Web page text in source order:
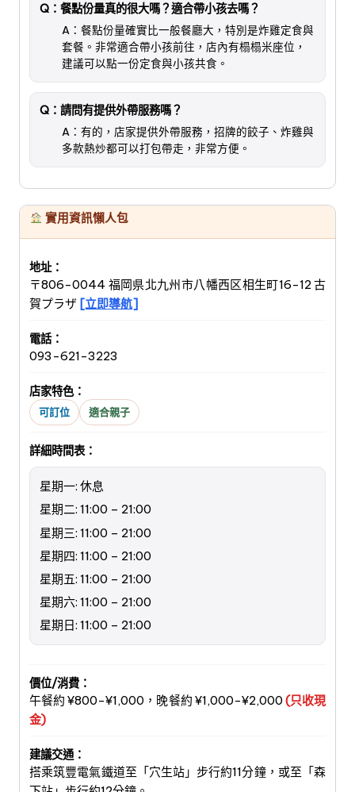
Q：餐點份量真的很大嗎？適合帶小孩去嗎？
A：餐點份量確實比一般餐廳大，特別是炸雞定食與
套餐。非常適合帶小孩前往，店內有榻榻米座位，
建議可以點一份定食與小孩共食。
Q：請問有提供外帶服務嗎？
A：有的，店家提供外帶服務，招牌的餃子、炸雞與
多款熱炒都可以打包帶走，非常方便。
實用資訊懶人包
地址：
〒806-0044 福岡県北九州市八幡西区相生町16-12 古
賀プラザ [立即導航]
電話：
093-621-3223
店家特色：
可訂位 適合親子
詳細時間表：
星期一: 休息
星期二: 11:00 – 21:00
星期三: 11:00 – 21:00
星期四: 11:00 – 21:00
星期五: 11:00 – 21:00
星期六: 11:00 – 21:00
星期日: 11:00 – 21:00
價位/消費：
午餐約 ¥800-¥1,000，晚餐約 ¥1,000-¥2,000(只收現
金)
建議交通：
搭乘筑豐電氣鐵道至「穴生站」步行約11分鐘，或至「森